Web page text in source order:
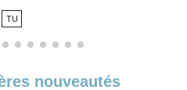
TU
nouveautés